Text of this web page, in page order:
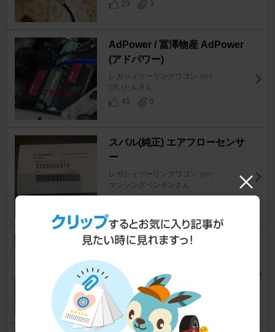
23
3
AdPower / 冨澤物産 AdPower
(アドパワー)
レガシィツーリングワゴン
ぴいたんさん
41
0
スバル(純正) エアフローセンサ
ー
レガシィツーリングワゴン
マンシングペンギンさん
QUICK'n BRITE クイックブラ
レガシィツーリングワゴン
egu352さん